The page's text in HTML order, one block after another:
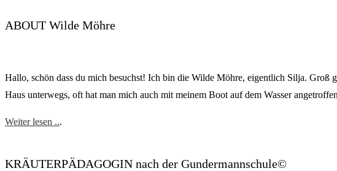
ABOUT Wilde Möhre
Hallo, schön dass du mich besuchst! Ich bin die Wilde Möhre, eigentlich Silja. Groß
Haus unterwegs, oft hat man mich auch mit meinem Boot auf dem Wasser
Weiter lesen ...
KRÄUTERPÄDAGOGIN nach der Gundermannschule©